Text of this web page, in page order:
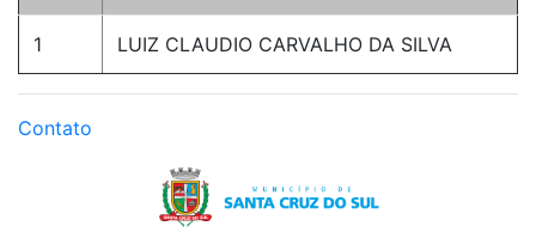
1 LUIZ CLAUDIO CARVALHO DA SILVA
Contato